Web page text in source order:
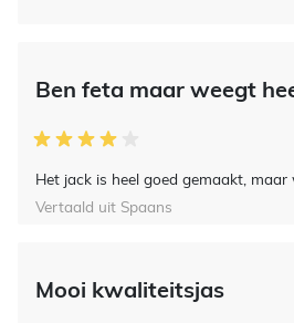
Ben feta maar weegt
Het jack is heel goed gemaakt, maar
Vertaald uit Spaans
Mooi kwaliteitsjas